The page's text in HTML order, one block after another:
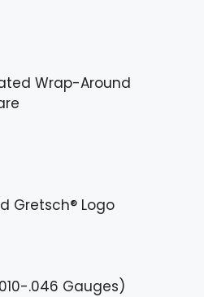
Wrap-Around
Gretsch® Logo
.046 Gauges)